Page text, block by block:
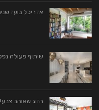
אדריכל בועז
שיתוף פעולה
הזוג שאוהב צבע!